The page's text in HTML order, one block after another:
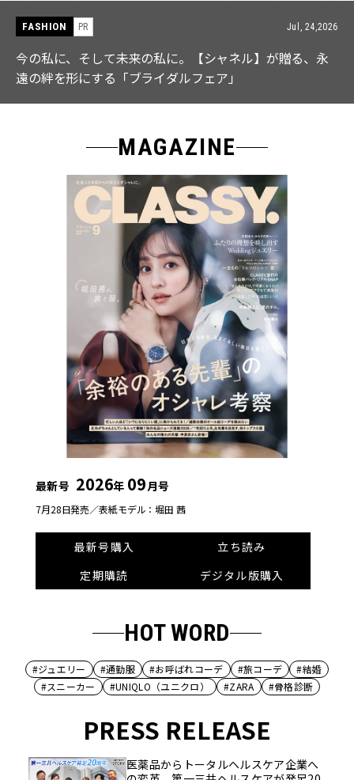
FASHION Jul, 15,2026
【ICB】人気インフルエンサーと共同制作! 週5で着たく
なる「名品ブラウス」２選
MAGAZINE
最新号 2026年 09月号
7月28日発売／表紙モデル：堀田 茜
最新号購入
立ち読み
定期購読
デジタル版購入
HOT WORD
#ジュエリー #通勤服 #お呼ばれコーデ #旅コーデ
#結婚
#スニーカー
#UNIQLO（ユニクロ） #ZARA #骨格診断
PRESS RELEASE
医薬品からトータルヘルスケア企業へ